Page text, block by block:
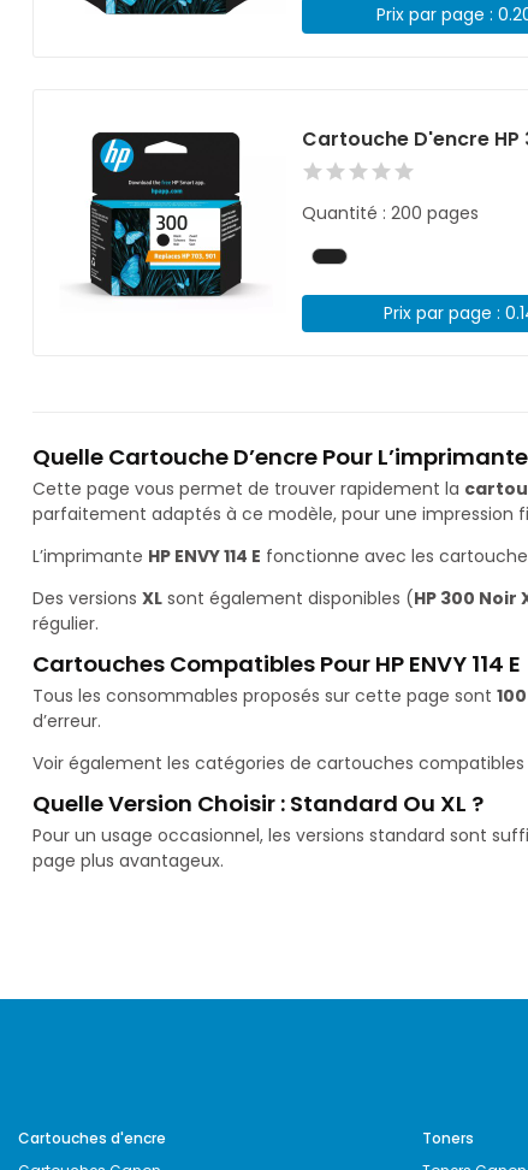
Prix par page :
Cartouche D'encre HP
Quantité : 200 pages
Prix par page :
Quelle Cartouche D’encre Pour L’imprimante
Cette page vous permet de trouver rapidement la
parfaitement adaptés à ce modèle, pour une impression
L’imprimante HP ENVY 114 E fonctionne avec les
Des versions XL sont également disponibles (HP 300 Noir
régulier.
Cartouches Compatibles Pour HP ENVY 114 E
Tous les consommables proposés sur cette page sont
d’erreur.
Voir également les catégories de cartouches compatibles
Quelle Version Choisir : Standard Ou XL ?
Pour un usage occasionnel, les versions standard sont
page plus avantageux.
Cartouches d'encre
Toners